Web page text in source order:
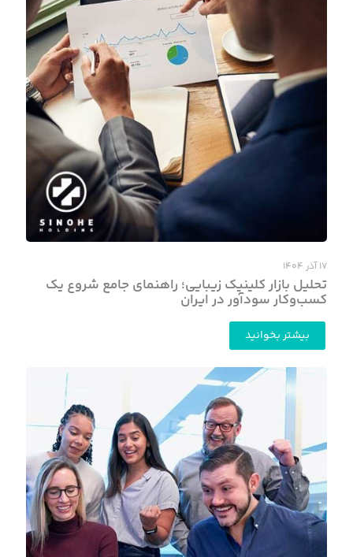
۱۷ آذر ۱۴۰۴
تحلیل بازار کلینیک زیبایی؛ راهنمای جامع شروع یک
کسب‌وکار سودآور در ایران
بیشتر بخوانید